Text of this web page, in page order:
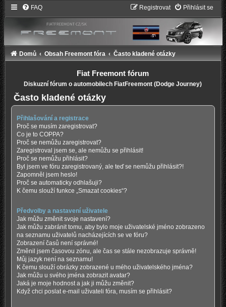
FAQ Přihlásit se
Registrovat
Domů Obsah Freemont fóra Často kladené otázky
Fiat Freemont fórum
Diskuzní fórum o automobilech FiatFreemont (Dodge Journey)
Často kladené otázky
Přihlašování a registrace
Proč se musím zaregistrovat?
Co je to COPPA?
Proč se nemůžu zaregistrovat?
Zaregistroval jsem se, ale nemůžu se přihlásit!
Proč se nemůžu přihlásit?
Byl jsem ve fóru zaregistrovaný, ale teď se nemůžu přihlásit?!
Zapomněl jsem heslo!
Proč se automaticky odhlašuji?
K čemu slouží funkce „Smazat cookies“?
Předvolby a nastavení uživatele
Jak můžu změnit svoje nastavení?
Jak můžu zabránit tomu, aby bylo moje uživatelské jméno zobrazeno
na seznamu uživatelů nacházejících se ve fóru?
Zobrazení časů není správné!
Změnil jsem časovou zónu, ale čas se stále nezobrazuje správně!
Můj jazyk není na seznamu!
K čemu slouží obrázky zobrazené u mého uživatelského jména?
Jak můžu u svého jména zobrazit avatar?
Jaká je moje hodnost a jak ji můžu změnit?
Když chci poslat e-mail uživateli fóra, musím se přihlásit?